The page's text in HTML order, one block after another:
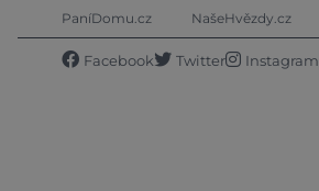
PaníDomu.cz NašeHvězdy.cz
Facebook Twitter Instagram